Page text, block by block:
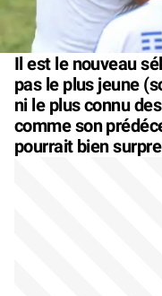
Il est le nouveau
pas le plus jeune
ni le plus connu
comme son
pourrait bien